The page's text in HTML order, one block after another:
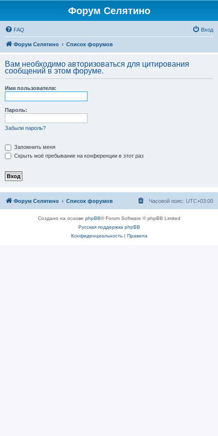
Форум Селятино
FAQ Вход
Форум Селятино Список форумов
Вам необходимо авторизоваться для цитирования
сообщений в этом форуме.
Имя пользователя:
Пароль:
Забыли пароль?
Запомнить меня
Скрыть моё пребывание на конференции в этот раз
Форум Селятино Список форумов Часовой пояс: UTC+03:00
Создано на основе phpBB® Forum Software © phpBB Limited
Русская поддержка phpBB
Конфиденциальность| Правила